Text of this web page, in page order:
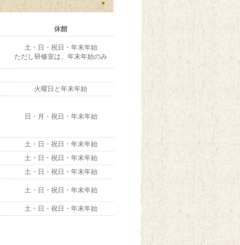
休館
土・日・祝日・年末年始
ただし研修室は、年末年始のみ
火曜日と年末年始
日・月・祝日・年末年始
土・日・祝日・年末年始
土・日・祝日・年末年始
土・日・祝日・年末年始
土・日・祝日・年末年始
土・日・祝日・年末年始